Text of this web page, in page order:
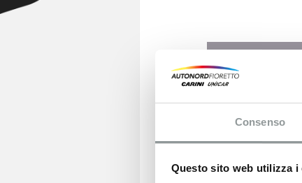
Consenso
Questo sito web utilizza i
Nome*
Email*